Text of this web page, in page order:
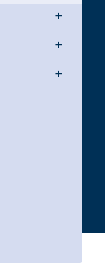
Toggle
Toggle
Toggle